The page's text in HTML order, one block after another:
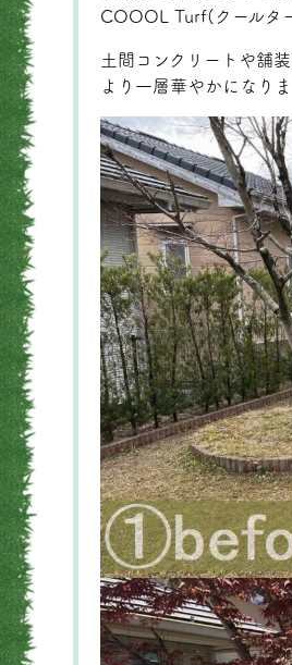
COOOL Turf(クールタ
土間コンクリートや舗
より一層華やかになりま